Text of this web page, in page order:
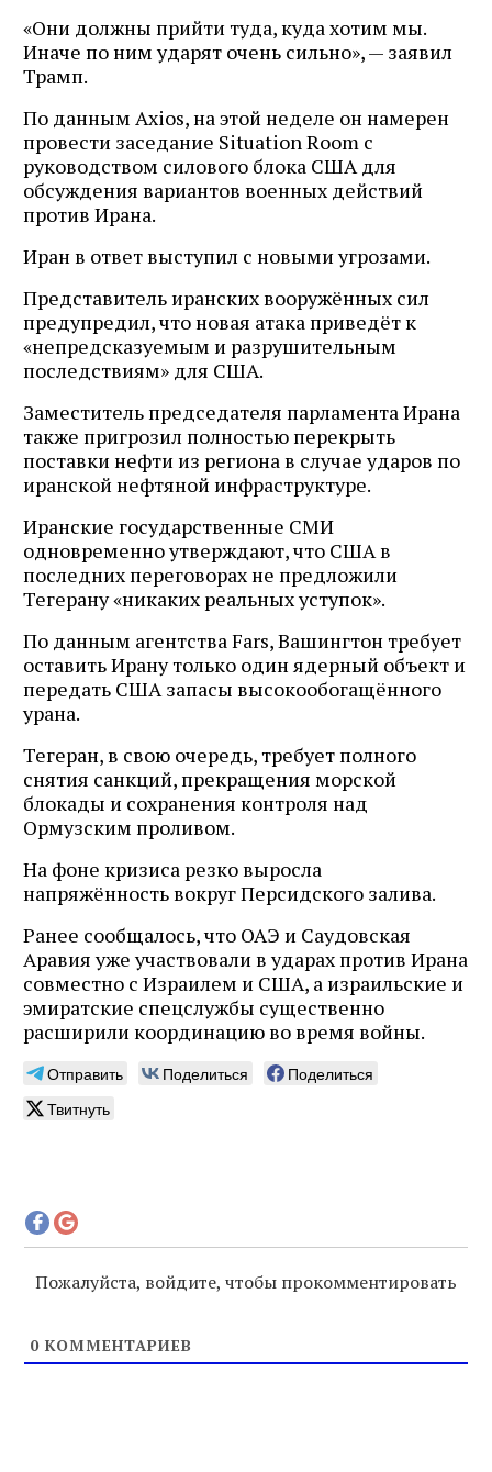
«Они должны прийти туда, куда хотим мы.
Иначе по ним ударят очень сильно», — заявил
Трамп.
По данным Axios, на этой неделе он намерен
провести заседание Situation Room с
руководством силового блока США для
обсуждения вариантов военных действий
против Ирана.
Иран в ответ выступил с новыми угрозами.
Представитель иранских вооружённых сил
предупредил, что новая атака приведёт к
«непредсказуемым и разрушительным
последствиям» для США.
Заместитель председателя парламента Ирана
также пригрозил полностью перекрыть
поставки нефти из региона в случае ударов по
иранской нефтяной инфраструктуре.
Иранские государственные СМИ
одновременно утверждают, что США в
последних переговорах не предложили
Тегерану «никаких реальных уступок».
По данным агентства Fars, Вашингтон требует
оставить Ирану только один ядерный объект и
передать США запасы высокообогащённого
урана.
Тегеран, в свою очередь, требует полного
снятия санкций, прекращения морской
блокады и сохранения контроля над
Ормузским проливом.
На фоне кризиса резко выросла
напряжённость вокруг Персидского залива.
Ранее сообщалось, что ОАЭ и Саудовская
Аравия уже участвовали в ударах против Ирана
совместно с Израилем и США, а израильские и
эмиратские спецслужбы существенно
расширили координацию во время войны.
Отправить Поделиться
Поделиться
Твитнуть
Пожалуйста, войдите, чтобы прокомментировать
0 КОММЕНТАРИЕВ